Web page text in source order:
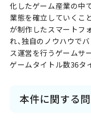
化したゲーム産業の中
業態を確立していくこ
が制作したスマートフ
れ、独自のノウハウで
ス運営を行うゲームサ
ゲームタイトル数36タ
本件に関する